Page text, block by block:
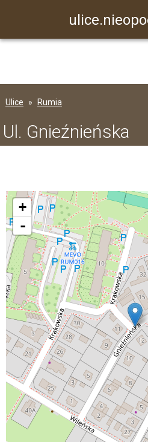
Ulice Rumia
Ul. Gnieźnieńska
+
-